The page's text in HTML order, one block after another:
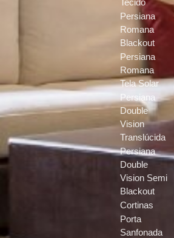
Persiana
Romana
Blackout
Persiana
Romana
Tela Solar
Persiana
Double
Vision
Translúcida
Persiana
Double
Vision Semi
Blackout
Cortinas
Porta
Sanfonada